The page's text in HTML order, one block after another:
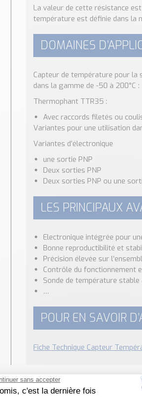
La valeur de cette résistance
température est définie dans la
DOMAINES
Capteur de température pour la
dans la gamme de -50 à 200°C :
Thermophant TTR35 :
Avec raccords filetés ou
Variantes pour une utilisation
Variantes d’électronique
une sortie PNP
Deux sorties PNP
Deux sorties PNP ou une
LES PRINCIPAUX
Electronique intégrée pour
Bonne reproductibilité et
Précision élevée sur
Contrôle du fonctionnement
Sonde de température
…
POUR EN SAVOIR
Fiche Technique Capteur